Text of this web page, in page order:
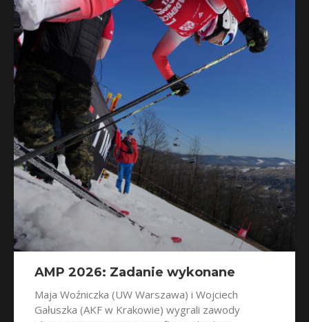
AMP 2026: Zadanie wykonane
Maja Woźniczka (UW Warszawa) i Wojciech
Gałuszka (AKF w Krakowie) wygrali zawody